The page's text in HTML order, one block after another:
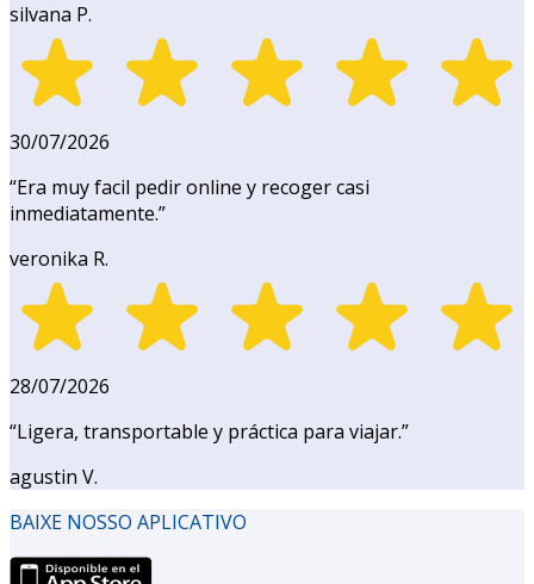
silvana P.
30/07/2026
“Era muy facil pedir online y recoger casi
inmediatamente.”
veronika R.
28/07/2026
“Ligera, transportable y práctica para viajar.”
agustin V.
BAIXE NOSSO APLICATIVO